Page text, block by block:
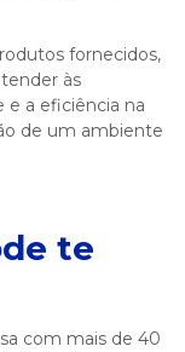
fornecidos,
às
e a eficiência na
de um ambiente
te
com mais de 40